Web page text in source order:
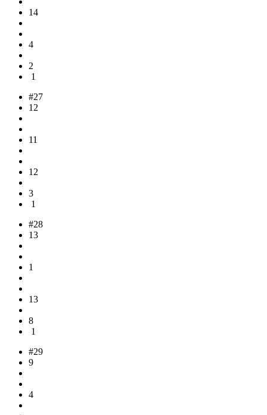
14
4
2
1
#27
12
11
12
3
1
#28
13
1
13
8
1
#29
9
4